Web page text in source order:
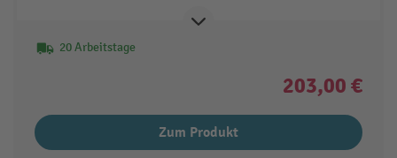
20 Arbeitstage
203,00 €
Zum Produkt